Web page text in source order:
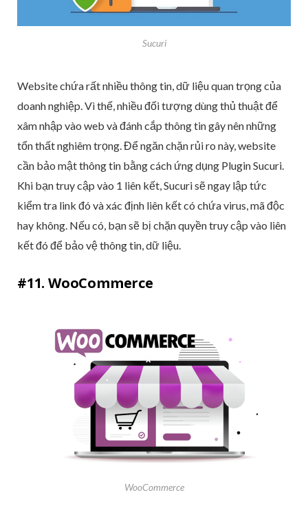
Sucuri
Website chứa rất nhiều thông tin, dữ liệu quan trọng của
doanh nghiệp. Vì thế, nhiều đối tượng dùng thủ thuật để
xâm nhập vào web và đánh cắp thông tin gây nên những
tổn thất nghiêm trọng. Để ngăn chặn rủi ro này, website
cần bảo mật thông tin bằng cách ứng dụng Plugin Sucuri.
Khi bạn truy cập vào 1 liên kết, Sucuri sẽ ngay lập tức
kiểm tra link đó và xác định liên kết có chứa virus, mã độc
hay không. Nếu có, bạn sẽ bị chặn quyền truy cập vào liên
kết đó để bảo vệ thông tin, dữ liệu.
#11. WooCommerce
WooCommerce